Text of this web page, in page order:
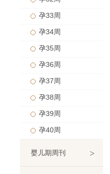
孕33周
孕34周
孕35周
孕36周
孕37周
孕38周
孕39周
孕40周
婴儿期周刊 >